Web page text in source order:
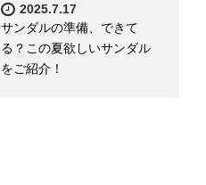
2025.7.17
サンダルの準備、できて
る？この夏欲しいサンダル
をご紹介！